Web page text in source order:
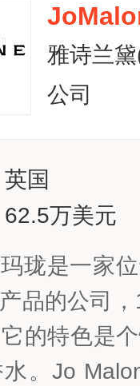
雅诗兰
公司
国
万美元
珑是一家
品的公司
的特色是
。Jo